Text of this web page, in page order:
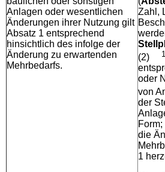
Anlagen oder wesentlichen
Änderungen ihrer Nutzung gilt
Absatz 1 entsprechend
hinsichtlich des infolge der
Änderung zu erwartenden
Mehrbedarfs.
Zahl,
(2)
1
oder
von
der
die
1